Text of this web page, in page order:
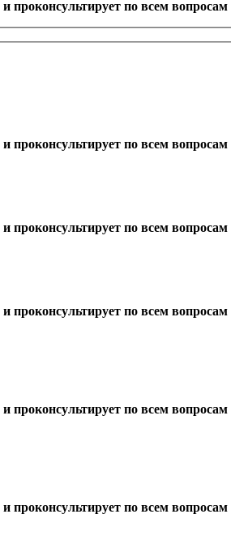
и проконсультирует по всем вопросам
и проконсультирует по всем вопросам
и проконсультирует по всем вопросам
и проконсультирует по всем вопросам
и проконсультирует по всем вопросам
и проконсультирует по всем вопросам